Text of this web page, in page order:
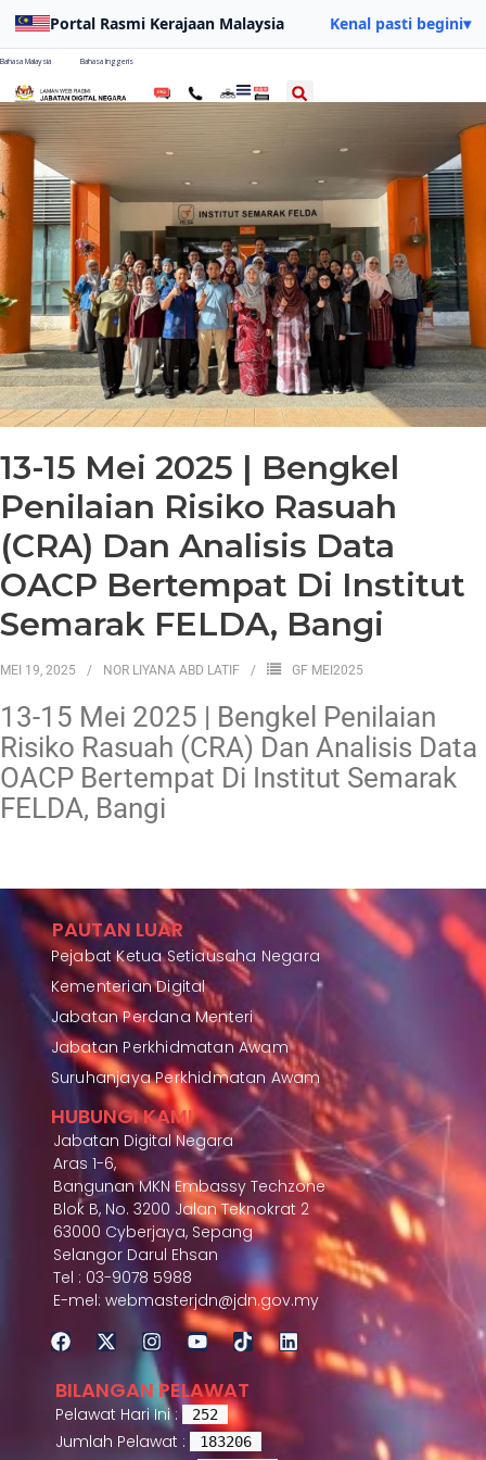
Portal Rasmi Kerajaan Malaysia Kenal pasti begini▾
Bahasa Malaysia Bahasa Inggeris
13-15 Mei 2025 | Bengkel
Penilaian Risiko Rasuah
(CRA) Dan Analisis Data
OACP Bertempat Di Institut
Semarak FELDA, Bangi
MEI 19, 2025 NOR LIYANA ABD LATIF GF MEI2025
13-15 Mei 2025 | Bengkel Penilaian
Risiko Rasuah (CRA) Dan Analisis Data
OACP Bertempat Di Institut Semarak
FELDA, Bangi
PAUTAN LUAR
Pejabat Ketua Setiausaha Negara
Kementerian Digital
Jabatan Perdana Menteri
Jabatan Perkhidmatan Awam
Suruhanjaya Perkhidmatan Awam
HUBUNGI KAMI
Jabatan Digital Negara
Aras 1-6,
Bangunan MKN Embassy Techzone
Blok B, No. 3200 Jalan Teknokrat 2
63000 Cyberjaya, Sepang
Selangor Darul Ehsan
Tel : 03-9078 5988
E-mel: webmasterjdn@jdn.gov.my
BILANGAN PELAWAT
Pelawat Hari Ini : 252
Jumlah Pelawat : 183206